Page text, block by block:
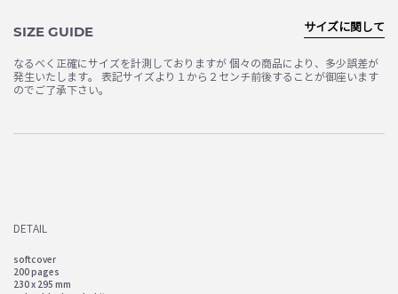
SIZE GUIDE サイズに関して
なるべく正確にサイズを計測しておりますが 個々の商品により、多少誤差が
発生いたします。 表記サイズより１から２センチ前後することが御座います
のでご了承下さい。
DETAIL
softcover
200 pages
230 x 295 mm